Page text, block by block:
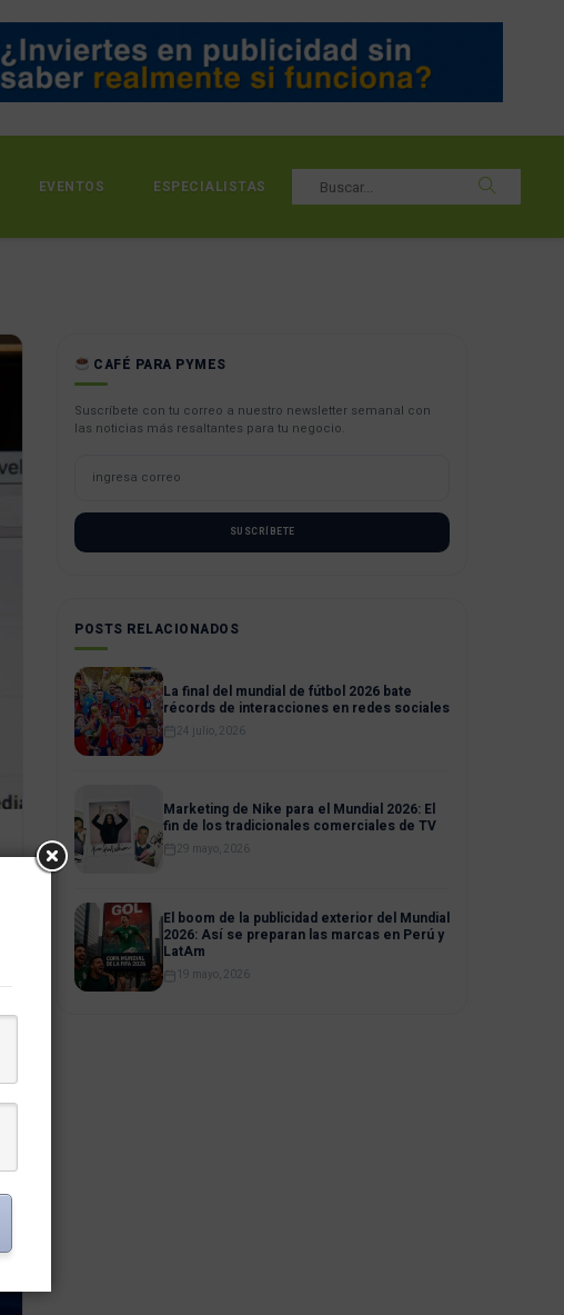
EVENTOS ESPECIALISTAS
CAFÉ PARA PYMES
Suscríbete con tu correo a nuestro newsletter semanal con
las noticias más resaltantes para tu negocio.
SUSCRÍBETE
POSTS RELACIONADOS
La final del mundial de fútbol 2026 bate
récords de interacciones en redes sociales
24 julio, 2026
Marketing de Nike para el Mundial 2026: El
fin de los tradicionales comerciales de TV
29 mayo, 2026
El boom de la publicidad exterior del Mundial
2026: Así se preparan las marcas en Perú y
LatAm
19 mayo, 2026